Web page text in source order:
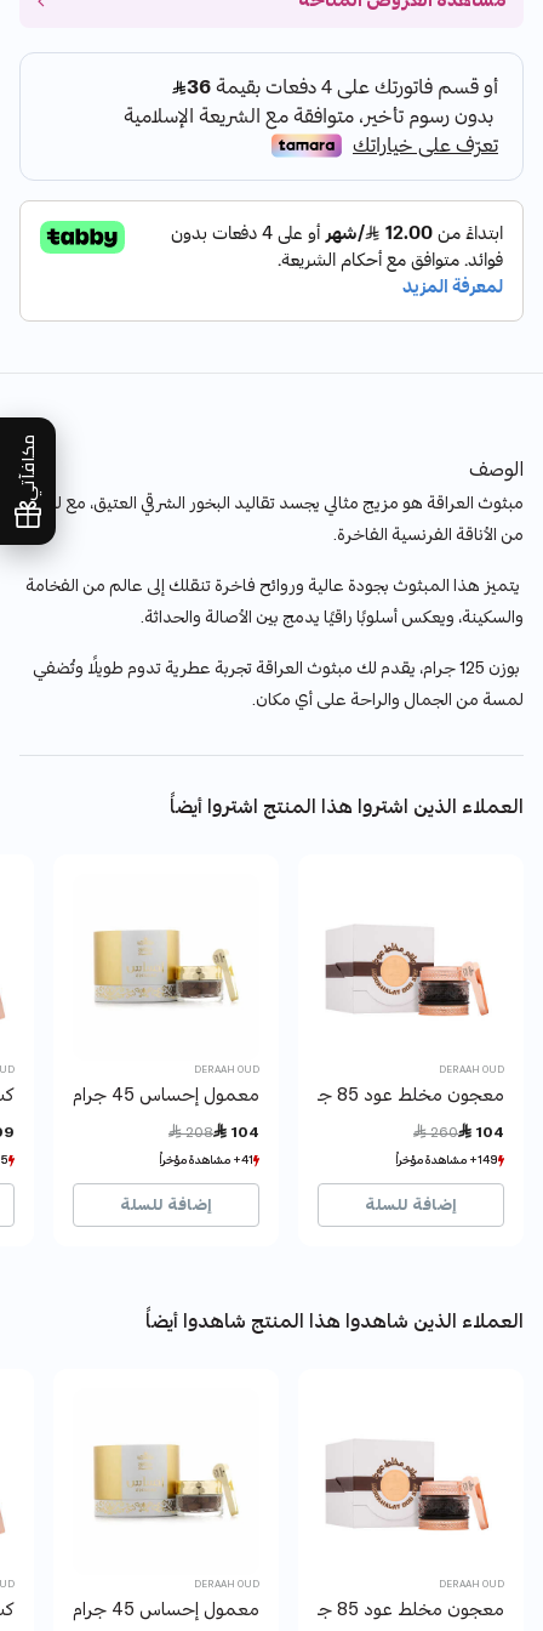
مكافآتي الوصف
مبثوث العراقة هو مزيج مثالي يجسد تقاليد البخور الشرقي العتيق، مع لمسة
من الأناقة الفرنسية الفاخرة.
يتميز هذا المبثوث بجودة عالية وروائح فاخرة تنقلك إلى عالم من الفخامة
والسكينة، ويعكس أسلوبًا راقيًا يدمج بين الأصالة والحداثة.
بوزن 125 جرام، يقدم لك مبثوث العراقة تجربة عطرية تدوم طويلًا وتُضفي
لمسة من الجمال والراحة على أي مكان.
العملاء الذين اشتروا هذا المنتج اشتروا أيضاً
DERAAH OUD
معجون مخلط عود 85 جرام
 104
Price reduced from
 260
149+ مشاهدة مؤخراً
113+ بيع مؤخراً
149+ مشاهدة مؤخراً
113+ بيع مؤخراً
إضافة للسلة
DERAAH OUD
معمول إحساس 45 جرام
 104
Price reduced from
 208
41+ مشاهدة مؤخراً
12+ بيع مؤخراً
41+ مشاهدة مؤخراً
12+ بيع مؤخراً
إضافة للسلة
العملاء الذين شاهدوا هذا المنتج شاهدوا أيضاً
DERAAH OUD
معجون مخلط عود 85 جرام
DERAAH OUD
معمول إحساس 45 جرام